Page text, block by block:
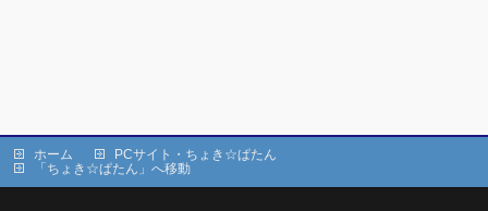
ホーム
PCサイト・ちょき☆ぱたん
「ちょき☆ぱたん」へ移動